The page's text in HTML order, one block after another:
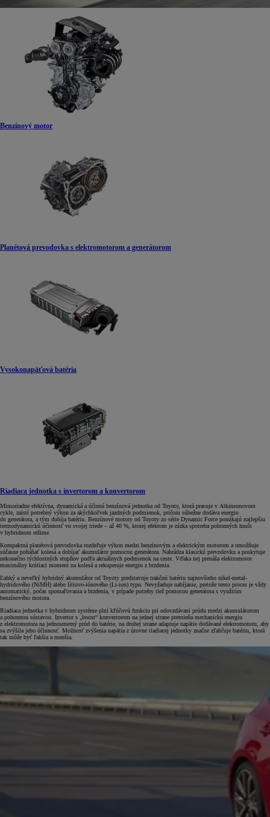
Benzínový motor
Planétová prevodovka s elektromotorom a generátorom
Vysokonapäťová batéria
Riadiaca jednotka s invertorom a konvertorom
Mimoriadne efektívna, dynamická a účinná benzínová jednotka od Toyoty, ktorá pracuje v Atkinsonovom
cykle, zaistí potrebný výkon za akýchkoľvek jazdných podmienok, pričom súbežne dodáva energiu
do generátora, a tým dobíja batériu. Benzínové motory od Toyoty zo série Dynamic Force ponúkajú najlepšiu
termodynamickú účinnosť vo svojej triede – až 40 %, ktorej efektom je nízka spotreba pohonných hmôt
v hybridnom režime.
Kompaktná planétová prevodovka rozdeľuje výkon medzi benzínovým a elektrickým motorom a umožňuje
súčasne poháňať kolesá a dobíjať akumulátor pomocou generátora. Nahrádza klasickú prevodovku a poskytuje
nekonečno rýchlostných stupňov podľa aktuálnych podmienok na ceste. Vďaka nej prenáša elektromotor
maximálny krútiaci moment na kolesá a rekuperuje energiu z brzdenia.
Ľahký a neveľký hybridný akumulátor od Toyoty predstavuje trakčnú batériu najnovšieho nikel-metal-
hydridového (NiMH) alebo lítiovo-iónového (Li-ion) typu. Nevyžaduje nabíjanie, pretože tento proces je vždy
automatický, počas spomaľovania a brzdenia, v prípade potreby tiež pomocou generátora s využitím
benzínového motora.
Riadiaca jednotka v hybridnom systéme plní kľúčovú funkciu pri odovzdávaní prúdu medzi akumulátorom
a pohonnou sústavou. Invertor s „boost“ konvertorom na jednej strane premieňa mechanickú energiu
z elektromotora na jednosmerný prúd do batérie, na druhej strane adaptuje napätie dodávané elektromotoru, aby
sa zvýšila jeho účinnosť. Možnosť zvýšenia napätia z úrovne riadiacej jednotky značne zľahčuje batériu, ktorá
tak môže byť ľahšia a menšia.